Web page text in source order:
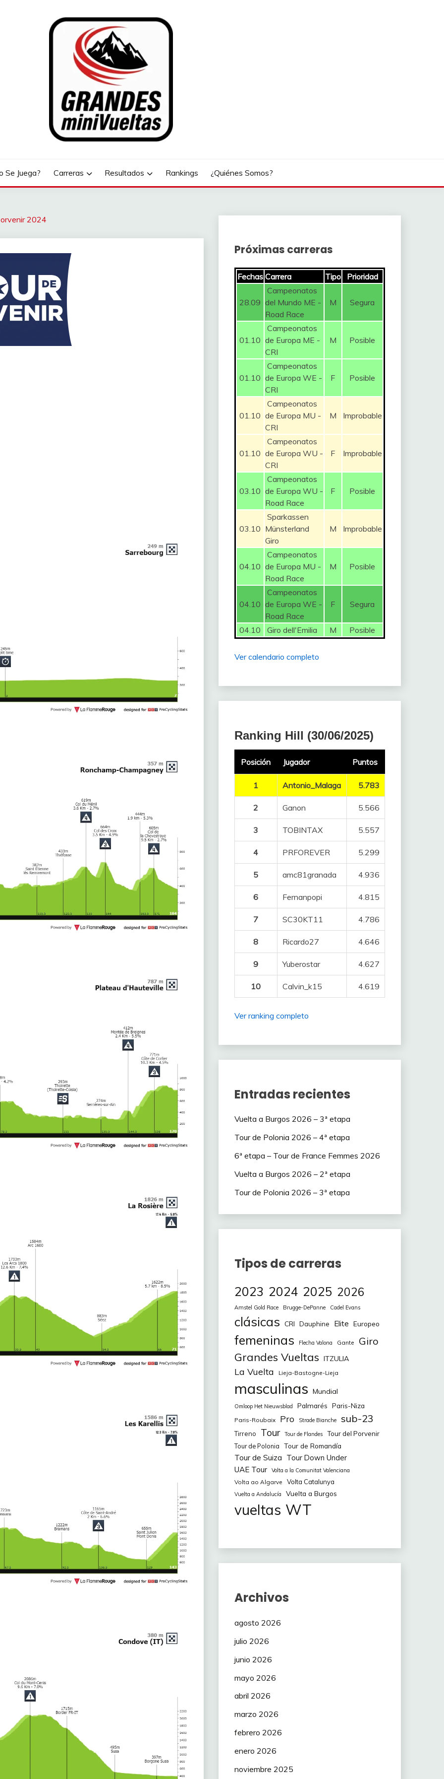
Se Juega? Carreras Resultados Rankings ¿Quiénes Somos?
2024
Próximas carreras
Fechas Carrera Tipo Prioridad
28.09
Campeonatos
del Mundo ME -
Road Race
M Segura
01.10
Campeonatos
de Europa ME -
CRI
M Posible
01.10
Campeonatos
de Europa WE -
CRI
F Posible
01.10
Campeonatos
de Europa MU -
CRI
M Improbable
01.10
Campeonatos
de Europa WU -
CRI
F Improbable
03.10
Campeonatos
de Europa WU -
Road Race
F Posible
03.10
Sparkassen
Münsterland
Giro
M Improbable
04.10
Campeonatos
de Europa MU -
Road Race
M Posible
04.10
Campeonatos
de Europa WE -
Road Race
F Segura
04.10 Giro dell'Emilia M Posible
Ver calendario completo
Ranking Hill (30/06/2025)
Posición Jugador Puntos
1 Antonio_Malaga 5.783
2 Ganon 5.566
3 TOBINTAX 5.557
4 PRFOREVER 5.299
5 amc81granada 4.936
6 Fernanpopi 4.815
7 SC30KT11 4.786
8 Ricardo27 4.646
9 Yuberostar 4.627
10 Calvin_k15 4.619
Ver ranking completo
Entradas recientes
Vuelta a Burgos 2026 – 3ª etapa
Tour de Polonia 2026 – 4ª etapa
6ª etapa – Tour de France Femmes 2026
Vuelta a Burgos 2026 – 2ª etapa
Tour de Polonia 2026 – 3ª etapa
Tipos de carreras
2023 2024 2025 2026
Amstel Gold Race Brugge-DePanne Cadel Evans
clásicas CRI Dauphine Elite Europeo
femeninas Flecha Valona Gante Giro
Grandes Vueltas ITZULIA
La Vuelta Lieja-Bastogne-Lieja
masculinas Mundial
Omloop Het Nieuwsblad Palmarés Paris-Niza
Paris-Roubaix Pro Strade Bianche sub-23
Tirreno Tour Tour de Flandes
Tour del Porvenir
Tour de Polonia
Tour de Romandía
Tour de Suiza Tour Down Under
UAE Tour
Volta a la Comunitat Valenciana
Volta ao Algarve Volta Catalunya
Vuelta a Andalucía Vuelta a Burgos
vueltas WT
Archivos
agosto 2026
julio 2026
junio 2026
mayo 2026
abril 2026
marzo 2026
febrero 2026
enero 2026
noviembre 2025